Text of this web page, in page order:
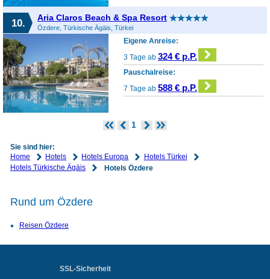
10. Aria Claros Beach & Spa Resort
Özdere, Türkische Ägäis, Türkei
Eigene Anreise:
3 Tage ab324 € p.P.
Pauschalreise:
7 Tage ab588 € p.P.
1
Sie sind hier:
Home
Hotels Hotels Europa
Hotels Türkei
Hotels Türkische Ägäis
Hotels Özdere
Rund um Özdere
Reisen Özdere
SSL-Sicherheit